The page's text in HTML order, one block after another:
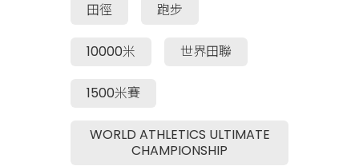
田徑 跑步
10000米 世界田聯
1500米賽
WORLD ATHLETICS ULTIMATE
CHAMPIONSHIP